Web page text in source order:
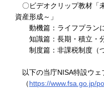
〇ビデオクリップ教材「
資産形成～」
動機篇：ライフプラン
知識篇：長期・積立・
制度篇：非課税制度（つ
以下の当庁NISA特設ウェ
（https://www.fsa.go.jp/